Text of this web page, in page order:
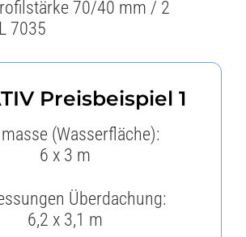
70/40 mm / 2
7035
Preisbeispiel 1
(Wasserfläche):
6 x 3 m
Überdachung:
6,2 x 3,1 m